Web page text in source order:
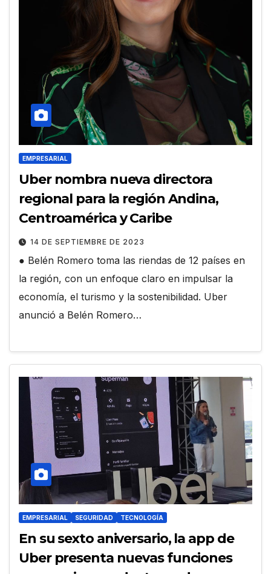
EMPRESARIAL
Uber nombra nueva directora
regional para la región Andina,
Centroamérica y Caribe
14 DE SEPTIEMBRE DE 2023
● Belén Romero toma las riendas de 12 países en
la región, con un enfoque claro en impulsar la
economía, el turismo y la sostenibilidad. Uber
anunció a Belén Romero…
EMPRESARIAL SEGURIDAD TECNOLOGÍA
En su sexto aniversario, la app de
Uber presenta nuevas funciones